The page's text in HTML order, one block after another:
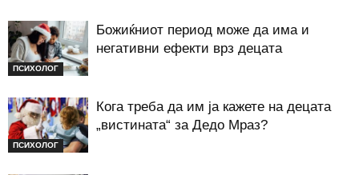
ПСИХОЛОГ
Божиќниот период може да има и
негативни ефекти врз децата
ПСИХОЛОГ
Кога треба да им ја кажете на децата
„вистината“ за Дедо Мраз?